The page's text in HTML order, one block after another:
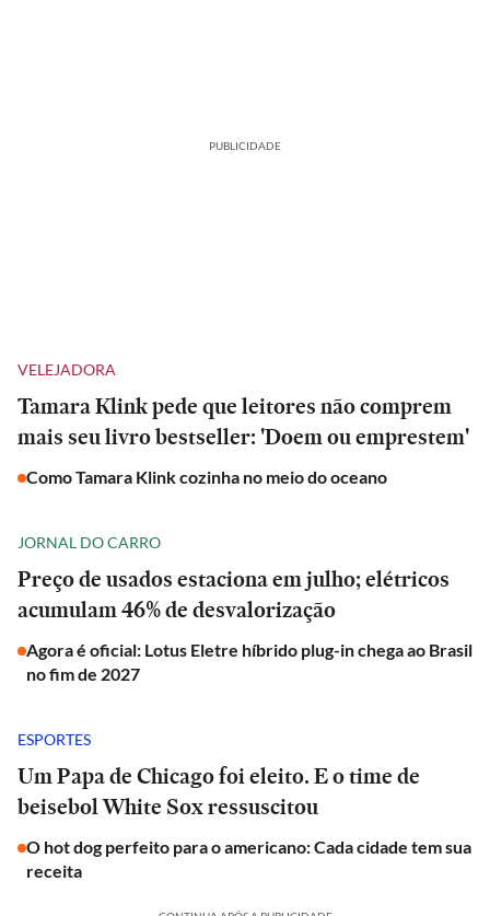
PUBLICIDADE
VELEJADORA
Tamara Klink pede que leitores não comprem
mais seu livro bestseller: 'Doem ou emprestem'
Como Tamara Klink cozinha no meio do oceano
JORNAL DO CARRO
Preço de usados estaciona em julho; elétricos
acumulam 46% de desvalorização
Agora é oficial: Lotus Eletre híbrido plug-in chega ao Brasil
no fim de 2027
ESPORTES
Um Papa de Chicago foi eleito. E o time de
beisebol White Sox ressuscitou
O hot dog perfeito para o americano: Cada cidade tem sua
receita